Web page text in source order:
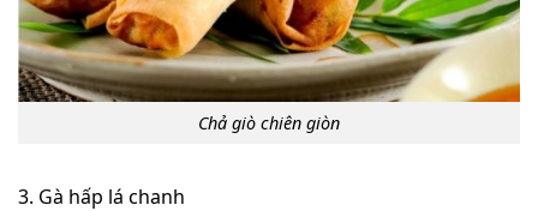
Chả giò chiên giòn
3. Gà hấp lá chanh